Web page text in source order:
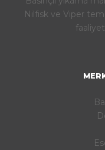
Nilfisk ve Viper